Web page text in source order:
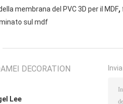
membrana del PVC 3D per il MDF,
sul mdf
DECORATION
Lee